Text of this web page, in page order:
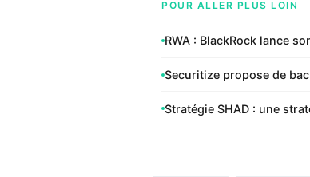
POUR ALLER PLUS LOIN
RWA : BlackRock lance
Securitize propose de
Stratégie SHAD : une